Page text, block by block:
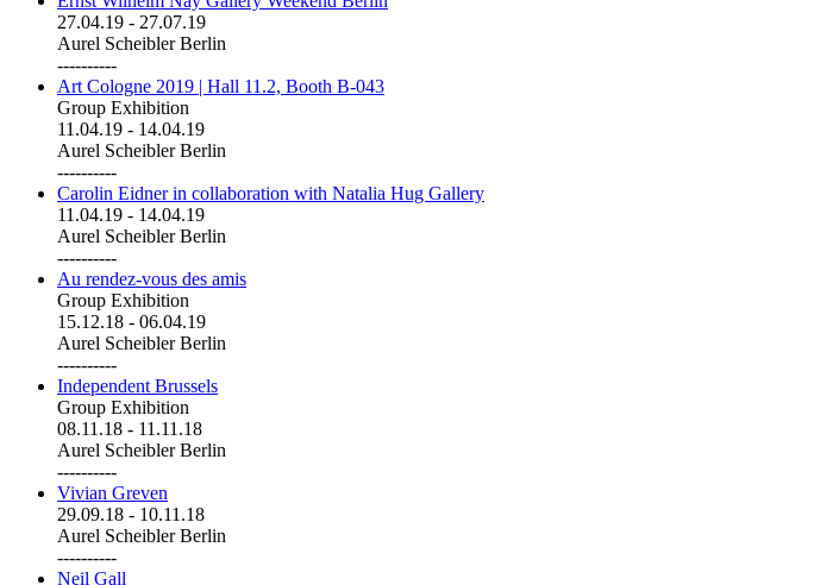
27.04.19 - 27.07.19
Aurel Scheibler Berlin
----------
Art Cologne 2019 | Hall 11.2, Booth B-043
Group Exhibition
11.04.19 - 14.04.19
Aurel Scheibler Berlin
----------
Carolin Eidner in collaboration with Natalia Hug Gallery
11.04.19 - 14.04.19
Aurel Scheibler Berlin
----------
Au rendez-vous des amis
Group Exhibition
15.12.18 - 06.04.19
Aurel Scheibler Berlin
----------
Independent Brussels
Group Exhibition
08.11.18 - 11.11.18
Aurel Scheibler Berlin
----------
Vivian Greven
29.09.18 - 10.11.18
Aurel Scheibler Berlin
----------
Neil Gall